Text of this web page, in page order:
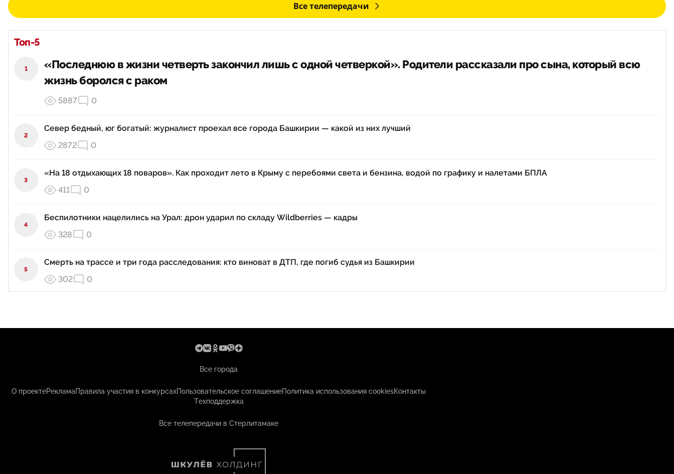
Все телепередачи
Топ-5
1
«Последнюю в жизни четверть закончил лишь с одной четверкой». Родители рассказали про сына, который всю
жизнь боролся с раком
5887 0
2
Север бедный, юг богатый: журналист проехал все города Башкирии — какой из них лучший
2872
0
3
«На 18 отдыхающих 18 поваров». Как проходит лето в Крыму с перебоями света и бензина, водой по графику и налетами БПЛА
411
0
4
Беспилотники нацелились на Урал: дрон ударил по складу Wildberries — кадры
328
0
5
Смерть на трассе и три года расследования: кто виноват в ДТП, где погиб судья из Башкирии
302
0
Все города
О проектеРекламаПравила участия в конкурсахПользовательское соглашениеПолитика использования cookiesКонтакты
Техподдержка
Все телепередачи в Стерлитамаке